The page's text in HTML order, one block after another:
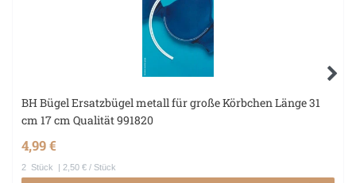
BH Bügel Ersatzbügel metall für große Körbchen Länge 31
cm 17 cm Qualität 991820
4,99 €
2 Stück | 2,50 € / Stück